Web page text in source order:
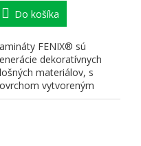
Do košíka
FENIX® sú
dekoratívnych
materiálov, s
vytvoreným
nano